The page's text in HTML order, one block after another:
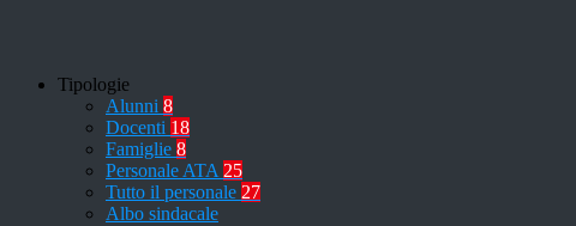
Tipologie
Alunni 8
Docenti 18
Famiglie 8
Personale ATA 25
Tutto il personale 27
Albo sindacale